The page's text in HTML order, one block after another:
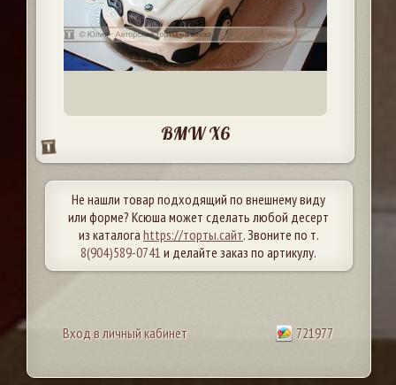
BMW X6
Не нашли товар подходящий по внешнему виду
или форме? Ксюша может сделать любой десерт
из каталога https://торты.сайт. Звоните по т.
8(904)589-0741 и делайте заказ по артикулу.
Вход в личный кабинет 721977